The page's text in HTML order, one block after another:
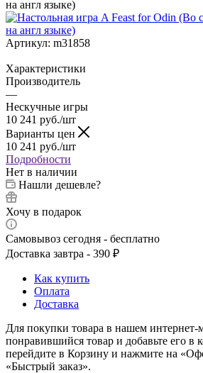
на англ языке)
Артикул: m31858
Характеристики
Производитель
—
Нескучные игры
10 241 руб./шт
Варианты цен
10 241 руб./шт
Подробности
Нет в наличии
Нашли дешевле?
Хочу в подарок
Самовывоз сегодня - бесплатно
Доставка завтра - 390 ₽
Как купить
Оплата
Доставка
Для покупки товара в нашем интернет-
понравившийся товар и добавьте его в
перейдите в Корзину и нажмите на
«Быстрый заказ».